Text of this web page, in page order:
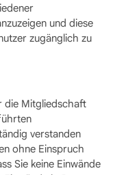
und diese
zugänglich zu
die Mitgliedschaft
verstanden
ohne Einspruch
Sie keine Einwände